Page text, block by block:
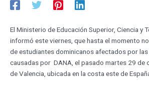
El Ministerio de Educación Superior, Ciencia y
informó este viernes, que hasta el momento
de estudiantes dominicanos afectados por
causadas por DANA, el pasado martes 29 de
de Valencia, ubicada en la costa este de